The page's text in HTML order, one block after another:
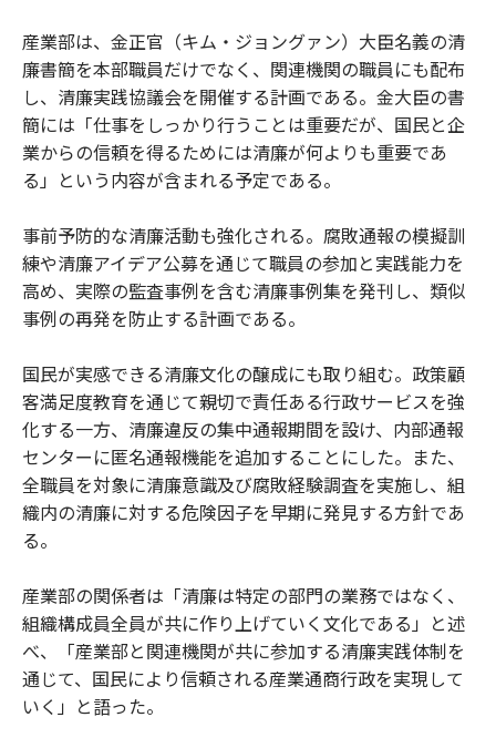
産業部は、金正官（キム・ジョングァン）大臣名義の清
廉書簡を本部職員だけでなく、関連機関の職員にも配布
し、清廉実践協議会を開催する計画である。金大臣の書
簡には「仕事をしっかり行うことは重要だが、国民と企
業からの信頼を得るためには清廉が何よりも重要であ
る」という内容が含まれる予定である。
事前予防的な清廉活動も強化される。腐敗通報の模擬訓
練や清廉アイデア公募を通じて職員の参加と実践能力を
高め、実際の監査事例を含む清廉事例集を発刊し、類似
事例の再発を防止する計画である。
国民が実感できる清廉文化の醸成にも取り組む。政策顧
客満足度教育を通じて親切で責任ある行政サービスを強
化する一方、清廉違反の集中通報期間を設け、内部通報
センターに匿名通報機能を追加することにした。また、
全職員を対象に清廉意識及び腐敗経験調査を実施し、組
織内の清廉に対する危険因子を早期に発見する方針であ
る。
産業部の関係者は「清廉は特定の部門の業務ではなく、
組織構成員全員が共に作り上げていく文化である」と述
べ、「産業部と関連機関が共に参加する清廉実践体制を
通じて、国民により信頼される産業通商行政を実現して
いく」と語った。